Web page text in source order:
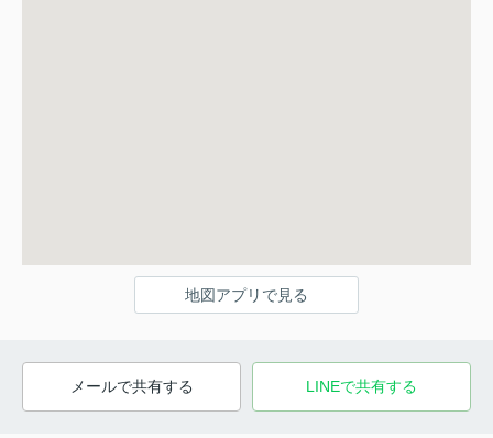
地図アプリで見る
メールで共有する LINEで共有する